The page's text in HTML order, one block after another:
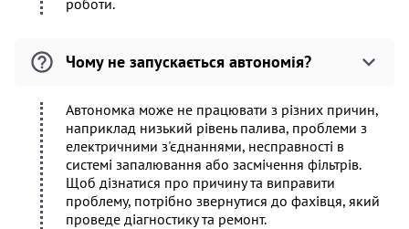
роботи.
Чому не запускається автономія?
Автономка може не працювати з різних причин,
наприклад низький рівень палива, проблеми з
електричними з'єднаннями, несправності в
системі запалювання або засмічення фільтрів.
Щоб дізнатися про причину та виправити
проблему, потрібно звернутися до фахівця, який
проведе діагностику та ремонт.